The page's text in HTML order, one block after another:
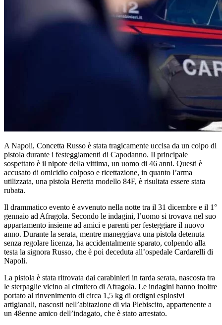
A Napoli, Concetta Russo è stata tragicamente uccisa da un colpo di
pistola durante i festeggiamenti di Capodanno. Il principale
sospettato è il nipote della vittima, un uomo di 46 anni. Questi è
accusato di omicidio colposo e ricettazione, in quanto l’arma
utilizzata, una pistola Beretta modello 84F, è risultata essere stata
rubata.
Il drammatico evento è avvenuto nella notte tra il 31 dicembre e il 1°
gennaio ad Afragola. Secondo le indagini, l’uomo si trovava nel suo
appartamento insieme ad amici e parenti per festeggiare il nuovo
anno. Durante la serata, mentre maneggiava una pistola detenuta
senza regolare licenza, ha accidentalmente sparato, colpendo alla
testa la signora Russo, che è poi deceduta all’ospedale Cardarelli di
Napoli.
La pistola è stata ritrovata dai carabinieri in tarda serata, nascosta tra
le sterpaglie vicino al cimitero di Afragola. Le indagini hanno inoltre
portato al rinvenimento di circa 1,5 kg di ordigni esplosivi
artigianali, nascosti nell’abitazione di via Plebiscito, appartenente a
un 48enne amico dell’indagato, che è stato arrestato.